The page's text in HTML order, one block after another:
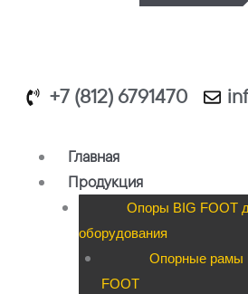
+7 (812) 6791470
Главная
Продукция
Опоры BIG FOOT
оборудования
Опорные рамы
FOOT